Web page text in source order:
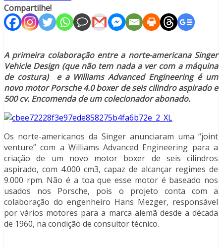
Compartilhe!
A primeira colaboração entre a norte-americana Singer
Vehicle Design (que não tem nada a ver com a máquina
de costura) e a Williams Advanced Engineering é um
novo motor Porsche 4.0 boxer de seis cilindro aspirado e
500 cv. Encomenda de um colecionador abonado.
Os norte-americanos da Singer anunciaram uma “joint
venture” com a Williams Advanced Engineering para a
criação de um novo motor boxer de seis cilindros
aspirado, com 4.000 cm3, capaz de alcançar regimes de
9.000 rpm. Não é a toa que esse motor é baseado nos
usados nos Porsche, pois o projeto conta com a
colaboração do engenheiro Hans Mezger, responsável
por vários motores para a marca alemã desde a década
de 1960, na condição de consultor técnico.